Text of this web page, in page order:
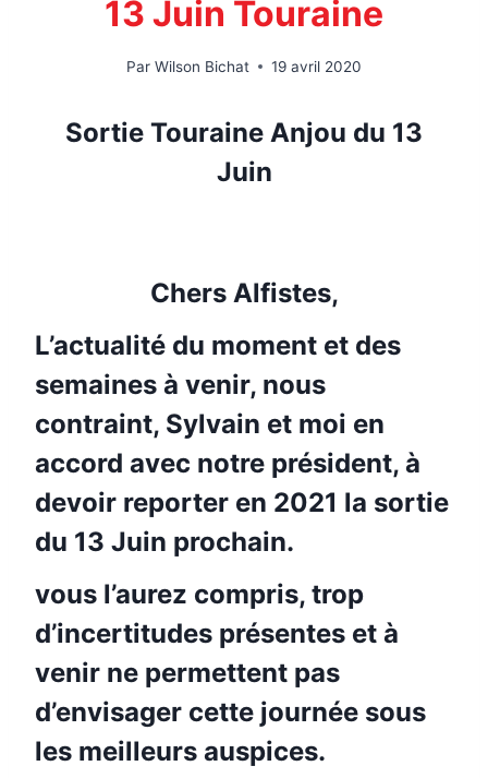
13 Juin Touraine
Par Wilson Bichat 19 avril 2020
Sortie Touraine Anjou du 13
Juin
Chers Alfistes,
L’actualité du moment et des
semaines à venir, nous
contraint, Sylvain et moi en
accord avec notre président, à
devoir reporter en 2021 la sortie
du 13 Juin prochain.
vous l’aurez compris, trop
d’incertitudes présentes et à
venir ne permettent pas
d’envisager cette journée sous
les meilleurs auspices.